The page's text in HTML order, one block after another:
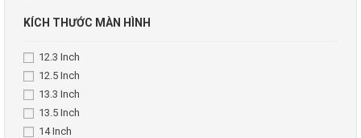
KÍCH THƯỚC MÀN HÌNH
12.3 Inch
12.5 Inch
13.3 Inch
13.5 Inch
14 Inch